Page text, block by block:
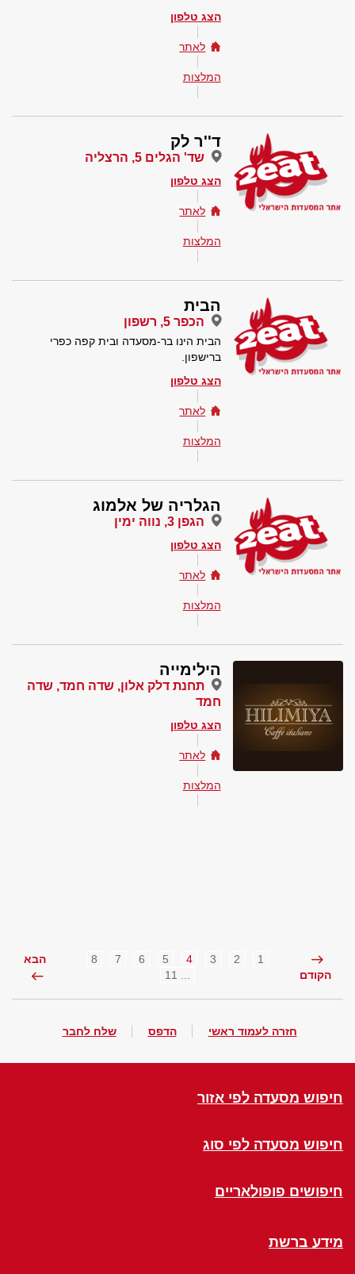
הצג טלפון
לאתר
המלצות
ד''ר לק
שד' הגלים 5, הרצליה
הצג טלפון
לאתר
המלצות
הבית
הכפר 5, רשפון
הבית הינו בר-מסעדה ובית קפה כפרי
ברישפון.
הצג טלפון
לאתר
המלצות
הגלריה של אלמוג
הגפן 3, נווה ימין
הצג טלפון
לאתר
המלצות
הילימייה
תחנת דלק אלון, שדה חמד, שדה
חמד
הצג טלפון
לאתר
המלצות
הקודם
1
2
3
4
5
6
7
8
הבא
חזרה לעמוד ראשי הדפס שלח לחבר
חיפוש מסעדה לפי אזור
חיפוש מסעדה לפי סוג
חיפושים פופולאריים
מידע ברשת